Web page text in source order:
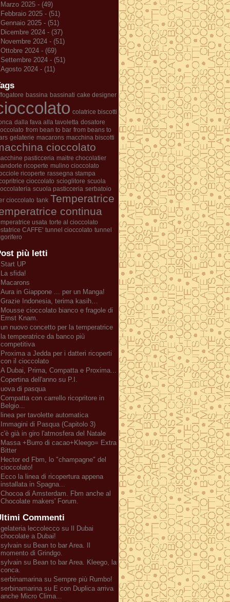
Marzo 2025 - (49)
Febbraio 2025 - (51)
Gennaio 2025 - (51)
Dicembre 2024 - (37)
Novembre 2024 - (51)
Ottobre 2024 - (69)
Settembre 2024 - (51)
Agosto 2024 - (11)
bassina bassinati cake designer
colatrice biscotti
dalla fava alla tavoletta dosatore
from bean to bar from beans to
gelaterie macarons macchina biscotti
cioccolato
pasticceria maitre chocolatier
ricoperte mulino cioccolato
ricoperte rassegna stampa
cioccolato scioglitore scuola
scuola pasticceria serbatoio
cioccolato tank Temperatrice
continua
usata torte al cioccolato
CAFFE' tunnel cioccolato tunnel
più letti
Start UP
La sfida!
Macarons
Aura in Giappone ... per un Manga!
Grazie Indonesia, terima kasih…
Mousse cioccolato bianco e fragole di
Ernst Knam.
un nuovo concetto per la temperatrice
la temperatrice da banco più
competitiva
Proxima a Jedda per i datteri ricoperti
con il cioccolato
A Dubai, Prima, Compatta e Proxima...
Copertina dell'anno su P.I.
uova di pasqua
Compatta con carrello ricopritore in
Belgio...
linea per tavolette automatica
Immagini di Pasqua (Capitolo 3)
c'è già in giro l'atmosfera del Natale
Massa +Burro di cacao+Kleego= Extra
Bitter
Hector ed Fbm, lo "champagne" del
cioccolato!
Ecco la linea di ricopertura appena
installata in Spagna...
Chocoa di Amsterdam. Fbm anche al
Chocolate makers' Forum.
Commenti
gelateria leccolecco su Il Dubai
chocolate a Dubai!
sylvain su Bean to bar Area. Il
momento di Grindgo.
sylvain su Bean to bar Area. Kleego, la
conca.
serbinamarina su Sempre più Rumbo!
serbinamarina su E con Duplica arriva
anche Micro Clima...